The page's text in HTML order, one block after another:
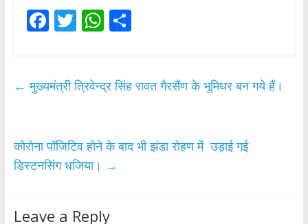
F
b
k
T
er
W
s
p
S
e
← मुख्यमंत्री त्रिवेन्द्र सिंह रावत गैरसैंण के भूमिधर बन गये हैं।
कोरोना पॉजिटिव होने के बाद भी झंडा रोहण में उड़ाई गई
डिस्टनसिंग धजिया। →
Leave a Reply